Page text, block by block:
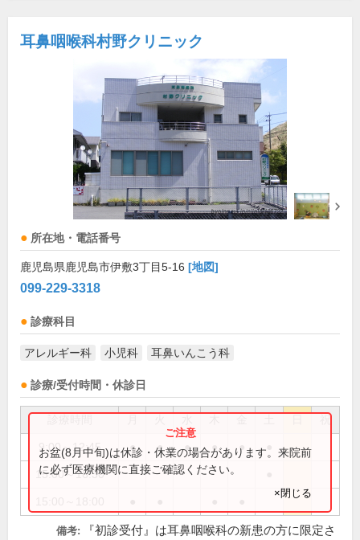
耳鼻咽喉科村野クリニック
所在地・電話番号
鹿児島県鹿児島市伊敷3丁目5-16 [地図]
099-229-3318
診療科目
アレルギー科 小児科 耳鼻いんこう科
診療/受付時間・休診日
祝
9:00～12:45 ● ● ● ● ●
15:00～16:30
お盆(8月中旬)は休診・休業の場合があります。来院前
に必ず医療機関に直接ご確認ください。
×閉じる
備考: 『初診受付』は耳鼻咽喉科の新患の方に限定さ